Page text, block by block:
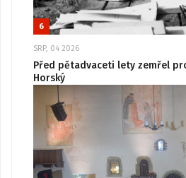
6
SRP, 04 2026
Před pětadvaceti lety zemřel
Horský